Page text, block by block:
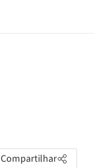
Compartilhar